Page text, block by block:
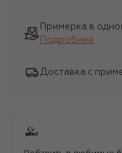
Примерка в
Подробнее
Доставка с